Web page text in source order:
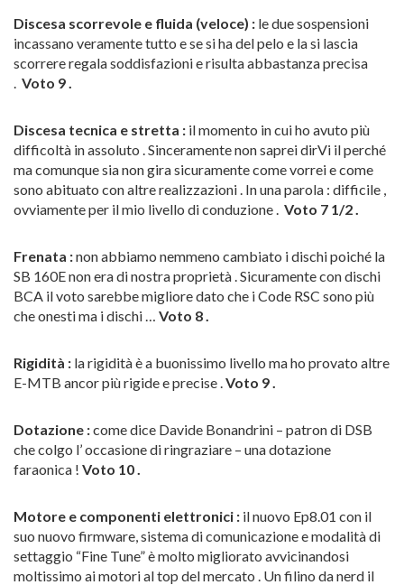
Discesa scorrevole e fluida (veloce) : le due sospensioni
incassano veramente tutto e se si ha del pelo e la si lascia
scorrere regala soddisfazioni e risulta abbastanza precisa
Voto 9 .
Discesa tecnica e stretta : il momento in cui ho avuto più
difficoltà in assoluto . Sinceramente non saprei dirVi il perché
ma comunque sia non gira sicuramente come vorrei e come
sono abituato con altre realizzazioni . In una parola : difficile ,
ovviamente per il mio livello di conduzione . Voto 7 1/2 .
Frenata :non abbiamo nemmeno cambiato i dischi poiché la
SB 160E non era di nostra proprietà . Sicuramente con dischi
BCA il voto sarebbe migliore dato che i Code RSC sono più
che onesti ma i dischi … Voto 8 .
Rigidità : la rigidità è a buonissimo livello ma ho provato altre
E-MTB ancor più rigide e precise . Voto 9 .
Dotazione :come dice Davide Bonandrini – patron di DSB
che colgo l’ occasione di ringraziare – una dotazione
faraonica ! Voto 10 .
Motore e componenti elettronici : il nuovo Ep8.01 con il
suo nuovo firmware, sistema di comunicazione e modalità di
settaggio “Fine Tune” è molto migliorato avvicinandosi
moltissimo ai motori al top del mercato . Un filino da nerd il